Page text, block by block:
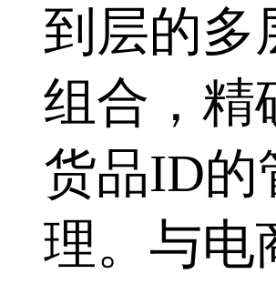
到层的多
组合，精
货品ID的
理。与电